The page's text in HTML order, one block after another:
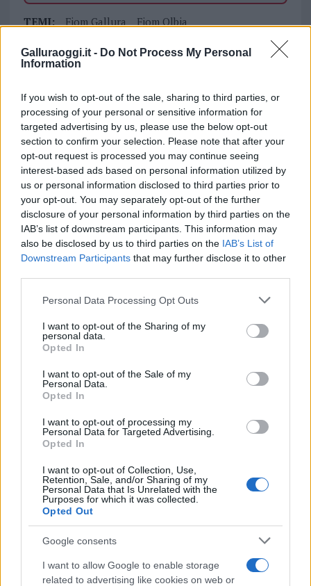
Galluraoggi.it - Do Not Process My Personal
Information
If you wish to opt-out of the sale, sharing to third parties, or
processing of your personal or sensitive information for
targeted advertising by us, please use the below opt-out
section to confirm your selection. Please note that after your
opt-out request is processed you may continue seeing
interest-based ads based on personal information utilized by
us or personal information disclosed to third parties prior to
your opt-out. You may separately opt-out of the further
disclosure of your personal information by third parties on the
IAB’s list of downstream participants. This information may
also be disclosed by us to third parties on the IAB’s List of
Downstream Participants that may further disclose it to other
Please note that this website/app uses one or more Google
not limited to your visit or usage behaviour. You may click to
grant or deny consent to Google and its third-party tags to
use your data for below specified purposes in below Google
consent section.
Personal Data Processing Opt Outs
I want to opt-out of the Sharing of my
personal data.
Opted In
I want to opt-out of the Sale of my
Personal Data.
Opted In
I want to opt-out of processing my
Personal Data for Targeted Advertising.
Opted In
I want to opt-out of Collection, Use,
Retention, Sale, and/or Sharing of my
Personal Data that Is Unrelated with the
Purposes for which it was collected.
Opted Out
Google consents
I want to allow Google to enable storage
related to advertising like cookies on web or
TEMI: Fiom Gallura
Fiom Olbia
Entra nel canale telegram di
GalluraOggi.it
Inviaci le tue segnalazioni,
i tuoi video e le tue foto
Su WhatsApp al numero +39
345 356 7512
Ricevi le nostre ultime news
Condividi l'articolo
F
a
ce
b
o
o
k
T
w
it
te
r
Pi
te
re
st
W
at
s
A
p
S
a
re
Articolo precedente
Prossimo articolo